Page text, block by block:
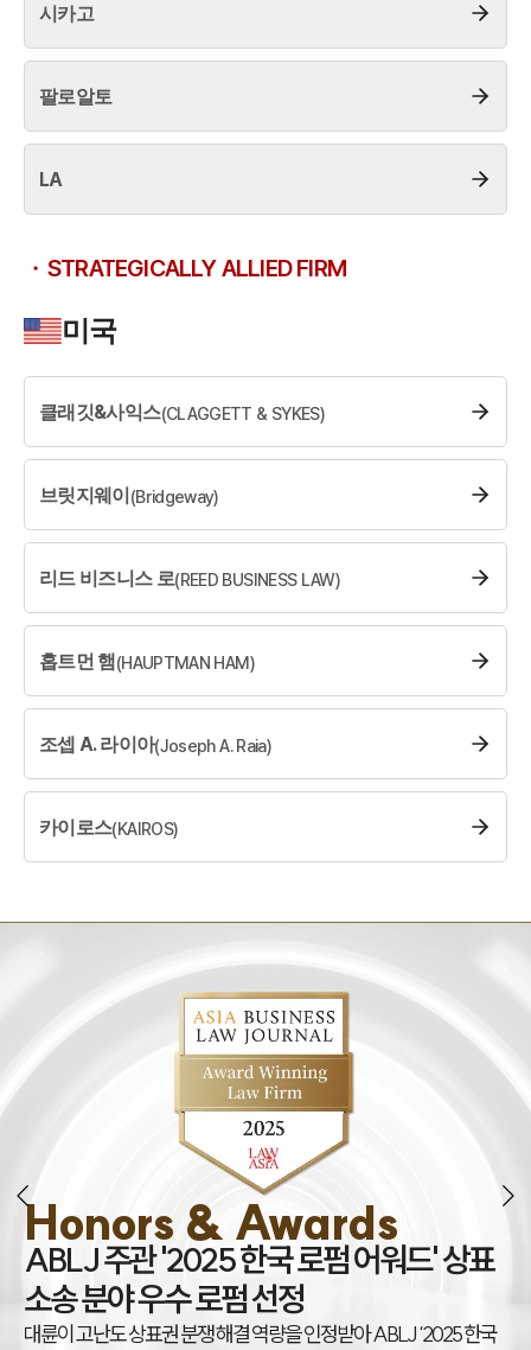
언론보도
법률 블로그
법률서식
뉴스레터/브로슈어
대륜법률상담예약
대륜법률상담예약
시카고
팔로알토
LA
STRATEGICALLY ALLIED FIRM
미국
클래깃&사익스(CLAGGETT & SYKES)
브릿지웨이(Bridgeway)
리드 비즈니스 로(REED BUSINESS LAW)
홉트먼 햄(HAUPTMAN HAM)
조셉 A. 라이아(Joseph A. Raia)
카이로스(KAIROS)
Honors & Awards
ABLJ 주관 '2025 한국 로펌 어워드' 상표
소송 분야 우수 로펌 선정
대륜이 고난도 상표권 분쟁 해결 역량을 인정받아 ABLJ ‘2025 한국